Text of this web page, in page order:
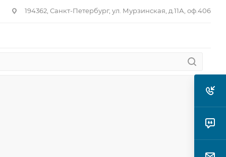
194362, Санкт-Петербург, ул. Мурзинская, д.11А, оф.406